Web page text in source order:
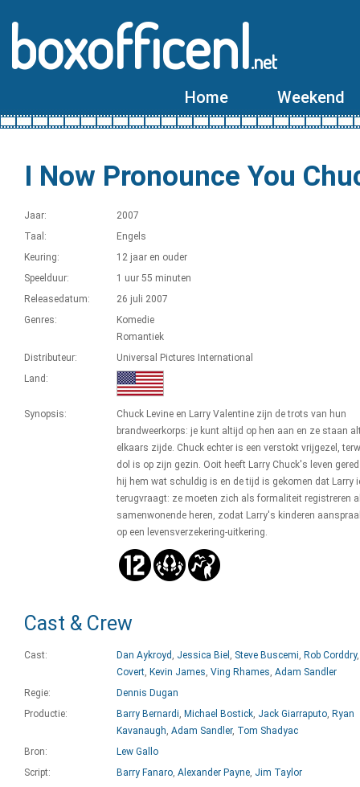
boxofficenl.net
Home Weekend
I Now Pronounce You
Jaar:
2007
Taal:
Engels
Keuring:
12 jaar en ouder
Speelduur:
1 uur 55 minuten
Releasedatum:
26 juli 2007
Genres:
Komedie
Romantiek
Distributeur:
Universal Pictures International
Land:
Synopsis:
Chuck Levine en Larry Valentine zijn de trots van hun
brandweerkorps: je kunt altijd op hen aan en ze staan
elkaars zijde. Chuck echter is een verstokt vrijgezel,
dol is op zijn gezin. Ooit heeft Larry Chuck's leven
hij hem wat schuldig is en de tijd is gekomen dat Larry
terugvraagt: ze moeten zich als formaliteit registreren
samenwonende heren, zodat Larry's kinderen
op een levensverzekering-uitkering.
Cast & Crew
Cast: Dan Aykroyd , Jessica Biel , Steve Buscemi, Rob Corddry
Covert, Kevin James, Ving Rhames, Adam Sandler
Regie:
Dennis Dugan
Productie:
Barry Bernardi, Michael Bostick, Jack Giarraputo, Ryan
Kavanaugh, Adam Sandler, Tom Shadyac
Bron:
Lew Gallo
Script:
Barry Fanaro, Alexander Payne, Jim Taylor